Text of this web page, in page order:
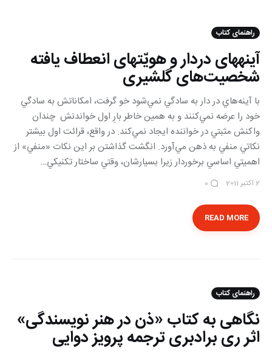
راهنمای کتاب
آینه‎های دردار و هویّت‎های انعطاف یافته
شخصیت‌های گلشیری
با آينه‌هاي در دار به سادگي نمي‌‌شود خو گرفت، امكاناتش به سادگي
خود را عرضه نمي‌كنند و به همين خاطر بارِ اول خواندنش چندان
واکنش مثبتي در خواننده ايجاد نمي‌كند. در واقع، قرائت اول بيشتر
نكاتي منفي به ذهن مي‌آورد. انگشت گذاشتن بر اين نكات «منفي» از
اهميتي اساسي برخوردار زيرا بسيارشان، وقتي ساختار تكنيكي…
2 اکتبر 2011 0
READ MORE
راهنمای کتاب
نگاهی به کتاب «ذن در هنر نویسندگی»
اثر ری برادبری ترجمه پرویز دوایی